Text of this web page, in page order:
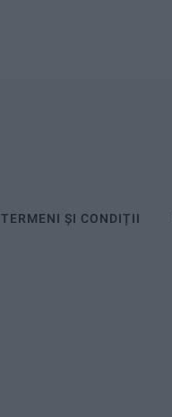
TERMENI ȘI CONDIȚII